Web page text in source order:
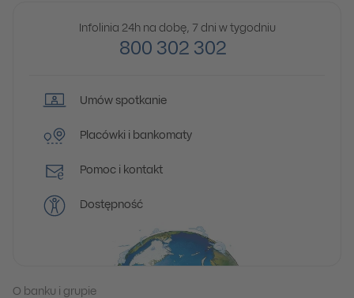
Infolinia 24h na dobę, 7 dni w tygodniu
800 302 302
Umów spotkanie
Placówki i bankomaty
Pomoc i kontakt
Dostępność
O banku i grupie